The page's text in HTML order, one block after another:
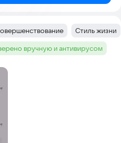
Тег:
Стиль жизни
вручную и антивирусом